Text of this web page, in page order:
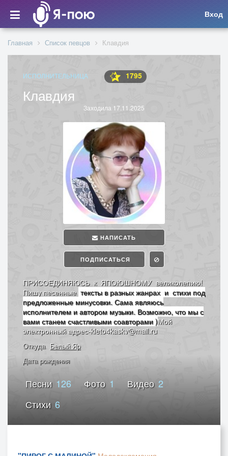
Вход
Главная Список певцов Клавдия
ИСПОЛНИТЕЛЬНИЦА 1795
Клавдия
Заходила 17.11.2025
НАПИСАТЬ
ПОДПИСАТЬСЯ
ПРИСОЕДИНЯЮСЬ к ЯПОЮШНОМУ великолепию!
Пишу песенные тексты в разных жанрах и стихи под
предложенные минусовки. Сама являюсь
исполнителем и автором музыки. Возможно, что мы с
вами станем счастливыми соавторами )Мой
электронный адрес-kleto4kaskv@mail.ru
Откуда Белый Яр
Дата рождения
Песни 126 Фото 1 Видео 2
Стихи 6